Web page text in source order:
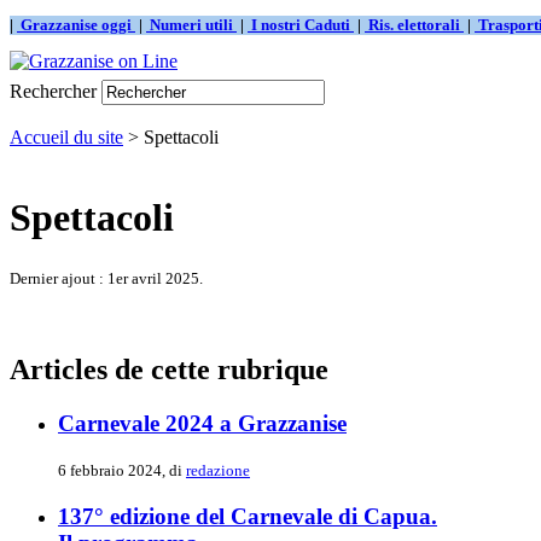
| Grazzanise oggi | Numeri utili | I nostri Caduti | Ris. elettorali |
Rechercher
Accueil du site > Spettacoli
Spettacoli
Dernier ajout : 1er avril 2025.
Articles de cette rubrique
Carnevale 2024 a Grazzanise
6 febbraio 2024, di redazione
137° edizione del Carnevale di Capua.